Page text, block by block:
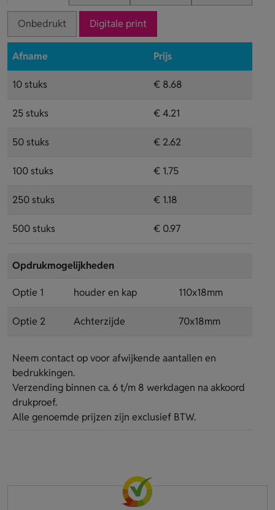
Onbedrukt Digitale print
Afname Prijs
10 stuks € 8.68
25 stuks € 4.21
50 stuks € 2.62
100 stuks € 1.75
250 stuks € 1.18
500 stuks € 0.97
Opdrukmogelijkheden
Optie 1 houder en kap 110x18mm
Optie 2 Achterzijde 70x18mm
Neem contact op voor afwijkende aantallen en
bedrukkingen.
Verzending binnen ca. 6 t/m 8 werkdagen na akkoord
drukproef.
Alle genoemde prijzen zijn exclusief BTW.